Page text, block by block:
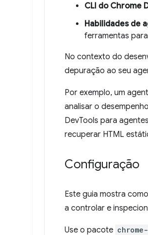
CLI do Chrome
Habilidades de
ferramentas
No contexto do
depuração ao seu
Por exemplo, um
analisar o
DevTools para
recuperar HTML
Configuração
Este guia mostra
a controlar e
Use o pacote